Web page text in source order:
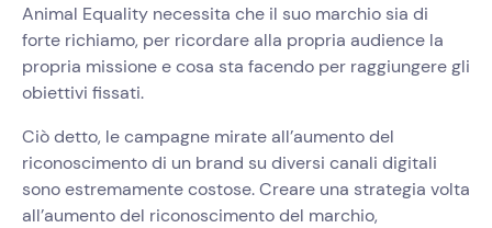
Animal Equality necessita che il suo marchio sia di
forte richiamo, per ricordare alla propria audience la
propria missione e cosa sta facendo per raggiungere gli
obiettivi fissati.
Ciò detto, le campagne mirate all’aumento del
riconoscimento di un brand su diversi canali digitali
sono estremamente costose. Creare una strategia volta
all’aumento del riconoscimento del marchio,